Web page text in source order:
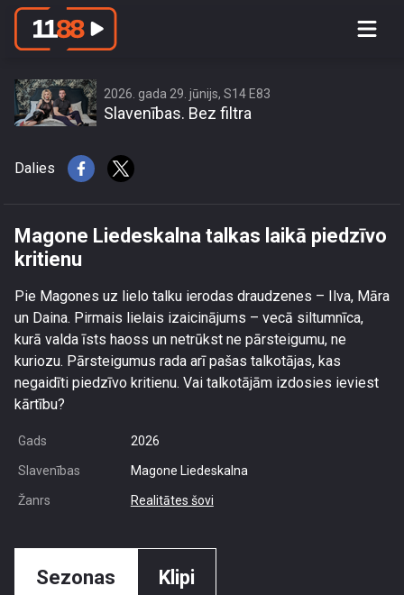
Magone Liedeskalna talkas laikā
2026. gada 29. jūnijs, S14 E83
Slavenības. Bez filtra
Dalies
Magone Liedeskalna talkas laikā piedzīvo
kritienu
Pie Magones uz lielo talku ierodas draudzenes – Ilva, Māra
un Daina. Pirmais lielais izaicinājums – vecā siltumnīca,
kurā valda īsts haoss un netrūkst ne pārsteigumu, ne
kuriozu. Pārsteigumus rada arī pašas talkotājas, kas
negaidīti piedzīvo kritienu. Vai talkotājām izdosies ieviest
kārtību?
Gads 2026
Slavenības Magone Liedeskalna
Žanrs Realitātes šovi
Sezonas Klipi